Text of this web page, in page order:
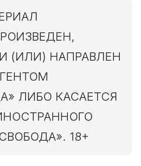
(ИЛИ) НАПРАВЛЕН
ЛИБО КАСАЕТСЯ
18+